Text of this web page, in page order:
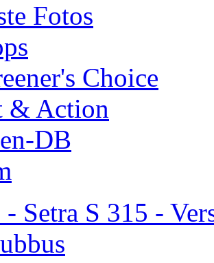
Fotos
Choice
& Action
DB
Setra S 315 -